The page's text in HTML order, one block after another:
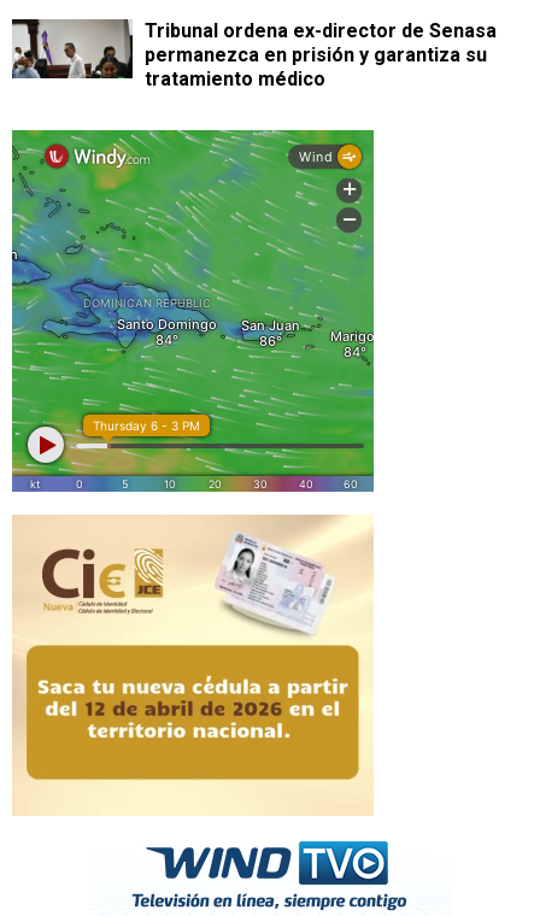
Tribunal ordena ex-director de Senasa
permanezca en prisión y garantiza su
tratamiento médico